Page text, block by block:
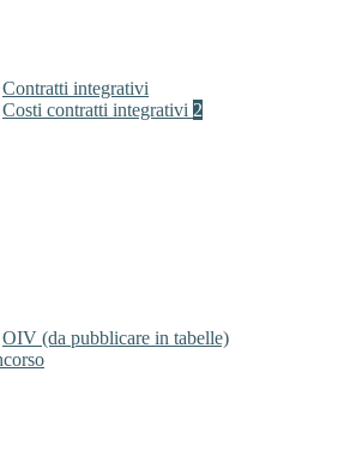
Contratti integrativi
Costi contratti integrativi 2
OIV (da pubblicare in tabelle)